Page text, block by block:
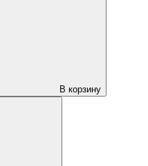
В корзину